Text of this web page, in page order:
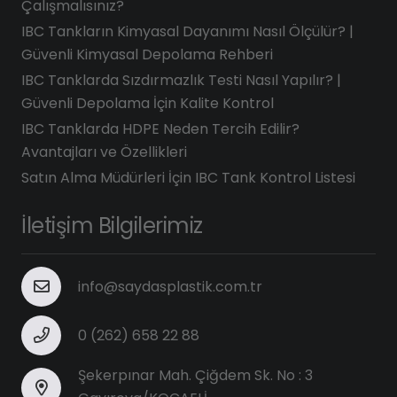
Çalışmalısınız?
IBC Tankların Kimyasal Dayanımı Nasıl Ölçülür? |
Güvenli Kimyasal Depolama Rehberi
IBC Tanklarda Sızdırmazlık Testi Nasıl Yapılır? |
Güvenli Depolama İçin Kalite Kontrol
IBC Tanklarda HDPE Neden Tercih Edilir?
Avantajları ve Özellikleri
Satın Alma Müdürleri İçin IBC Tank Kontrol Listesi
İletişim Bilgilerimiz
info@saydasplastik.com.tr
0 (262) 658 22 88
Şekerpınar Mah. Çiğdem Sk. No : 3